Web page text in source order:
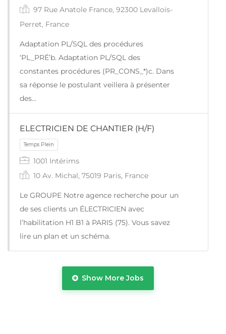
Temps Plein
97 Rue Anatole France, 92300 Levallois-
Perret, France
Adaptation PL/SQL des procédures
‘PL_PRÉ’b. Adaptation PL/SQL des
constantes procédures (PR_CONS_*)c. Dans
sa réponse le postulant veillera à présenter
des…
ELECTRICIEN DE CHANTIER (H/F)
1001 Intérims
10 Av. Michal, 75019 Paris, France
Le GROUPE Notre agence recherche pour un
de ses clients un ÉLECTRICIEN avec
l’habilitation H1 B1 à PARIS (75). Vous savez
lire un plan et un schéma.
Show More Jobs